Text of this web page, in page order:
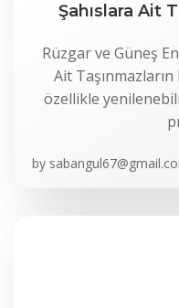
Şahıslara Ait
Rüzgar ve Güneş
Ait
özellikle
by